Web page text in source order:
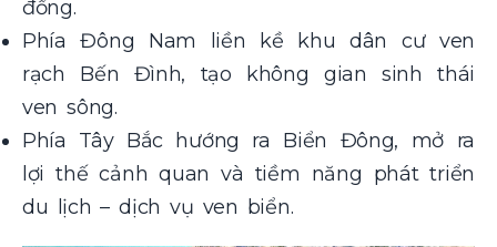
đồng.
Phía Đông Nam liền kề khu dân cư ven
rạch Bến Đình, tạo không gian sinh thái
ven sông.
Phía Tây Bắc hướng ra Biển Đông, mở ra
lợi thế cảnh quan và tiềm năng phát triển
du lịch – dịch vụ ven biển.